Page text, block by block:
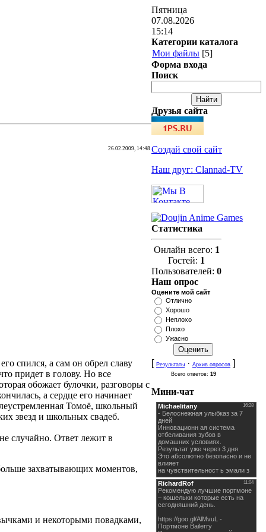
26.02.2009, 14:48
спился, а сам он обрел славу
придет в голову. Но все
обожает булочки, разговоры с
а сердце его начинает
Томоё, школьный
звезд и школьных свадеб.
случайно. Ответ лежит в
захватывающих моментов,
и некоторыми повадками,
Пятница
07.08.2026
15:14
Категории каталога
Мои файлы [5]
Форма входа
Поиск
Друзья сайта
Создай свой сайт
Наш друг: Clannad-TV
Статистика
Онлайн всего: 1
Гостей: 1
Пользователей: 0
Наш опрос
Оцените мой сайт
Отлично
Хорошо
Неплохо
Плохо
Ужасно
[ Результаты · Архив опросов ]
Всего ответов: 19
Мини-чат